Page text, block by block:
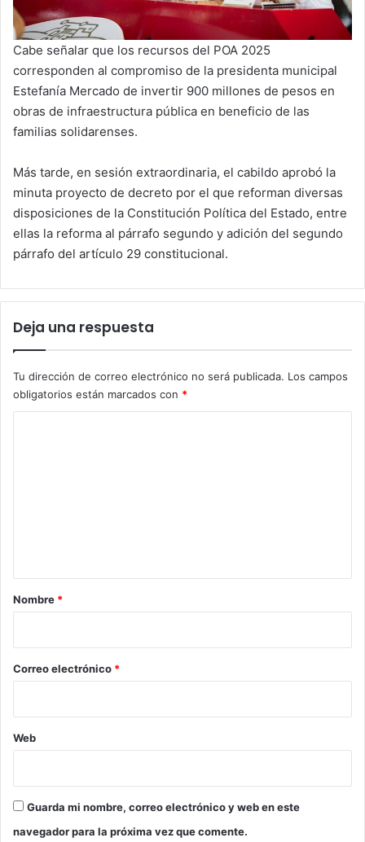
Cabe señalar que los recursos del POA 2025
corresponden al compromiso de la presidenta municipal
Estefanía Mercado de invertir 900 millones de pesos en
obras de infraestructura pública en beneficio de las
familias solidarenses.
Más tarde, en sesión extraordinaria, el cabildo aprobó la
minuta proyecto de decreto por el que reforman diversas
disposiciones de la Constitución Política del Estado, entre
ellas la reforma al párrafo segundo y adición del segundo
párrafo del artículo 29 constitucional.
Deja una respuesta
Tu dirección de correo electrónico no será publicada. Los campos
obligatorios están marcados con *
r
*
Nombre *
Correo electrónico *
Web
Guarda mi nombre, correo electrónico y web en este
navegador para la próxima vez que comente.